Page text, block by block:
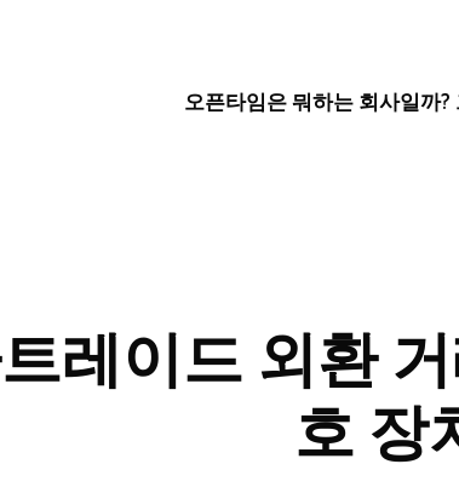
오픈타임은 뭐하는 회사일까
레이드 외환
호 장